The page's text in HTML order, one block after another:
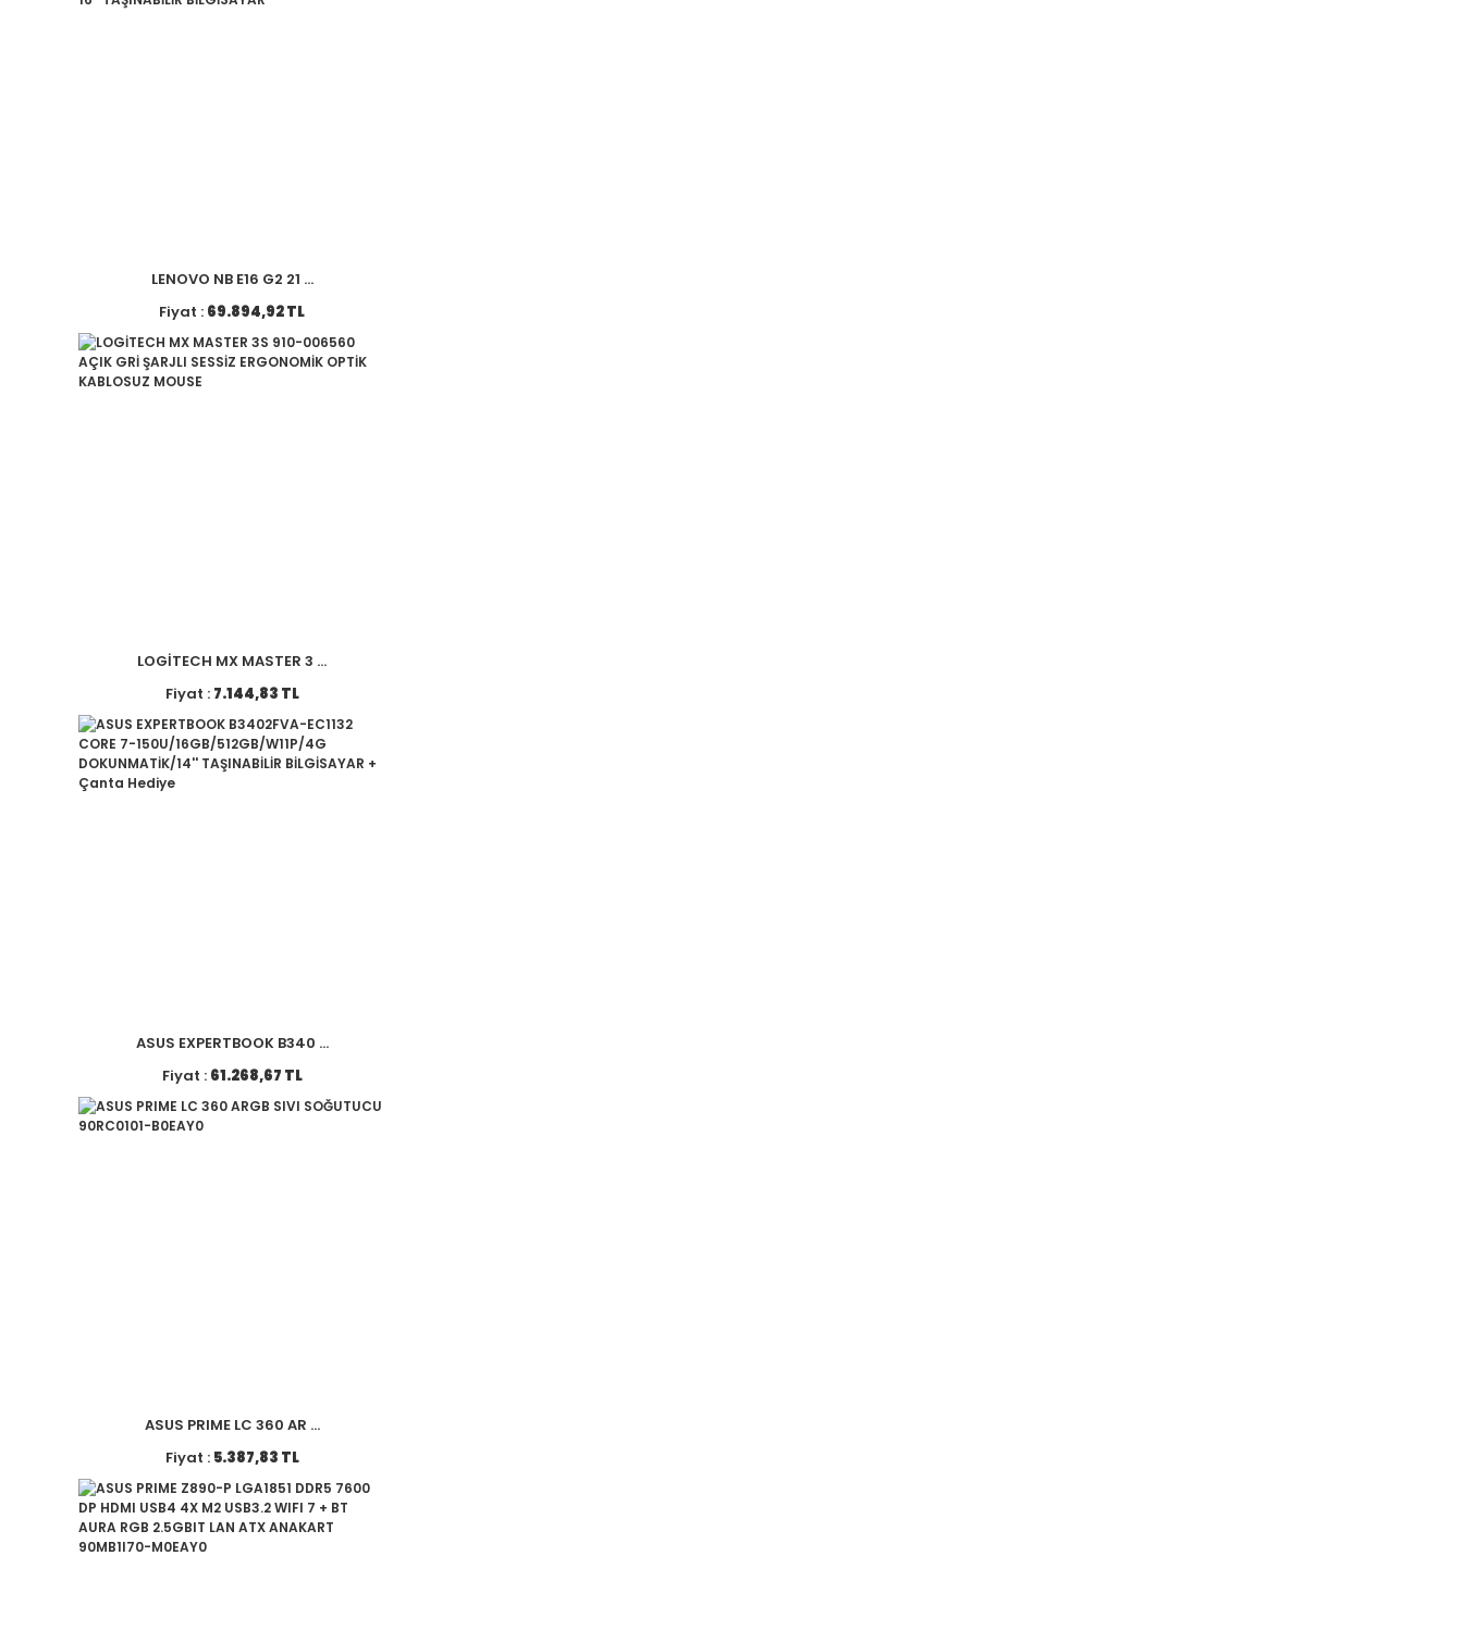
LENOVO NB E16 G2 21 ...
Fiyat : 69.894,92 TL
LOGİTECH MX MASTER 3 ...
Fiyat : 7.144,83 TL
ASUS EXPERTBOOK B340 ...
Fiyat : 61.268,67 TL
ASUS PRIME LC 360 AR ...
Fiyat : 5.387,83 TL